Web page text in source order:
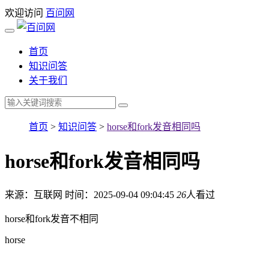
欢迎访问 百问网
首页
知识问答
关于我们
首页 > 知识问答 > horse和fork发音相同吗
horse和fork发音相同吗
来源：互联网 时间：2025-09-04 09:04:45 26人看过
horse和fork发音不相同
horse